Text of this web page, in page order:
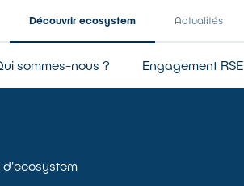
Découvrir ecosystem Actualités
sommes-nous ?
à mission
gouvernance
Engagement RSE
d'ecosystem